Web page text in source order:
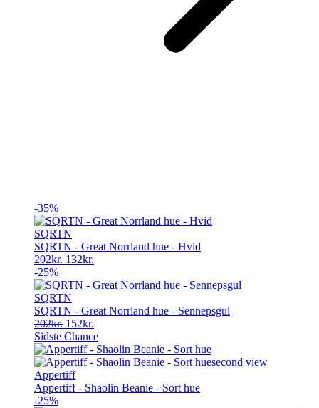
-35%
SQRTN
SQRTN - Great Norrland hue - Hvid
202kr. Original
was:
202kr..
132kr.
is:
-25%
SQRTN
SQRTN - Great Norrland hue - Sennepsgul
202kr. Original
price
was:
202kr..
152kr.
price
is:
152kr..
Sidste Chance
Appertiff
Appertiff - Shaolin Beanie - Sort hue
-25%